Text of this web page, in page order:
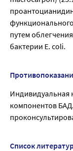
путем
бактерии E. coli.
Индивидуальная
компонентов
Список